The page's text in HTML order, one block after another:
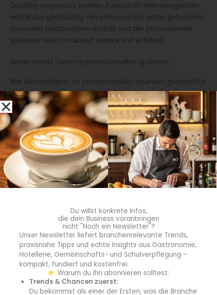
QuickDry eingesetzt werden. Kunststoff-Mehrweggeschirr
wird dabei gleichzeitig von oben und von unten getrocknet,
manuelles Nachtrocknen entfällt und der professionelle
Spülraum bleibt im Ablauf schlank und effizient.
Green meets Clean im professionellen Spülraum
Wie Nachhaltigkeit im professionellen Spülraum ganzheitlich
gedacht werden kann, zeigt Meiko in einer Live-
Demonstration unter dem Motto „Green meets Clean“. In
einer kompakten Gastro-Spülküche erleben Besucher den
gesamten Prozess im Spülbereich: von der Entstehung
organischer Küchenabfälle bei der Zubereitung eines
Smoothies über deren Zerkleinerung und Weitertransport im
Speisereste-Management-System Meiko BioMaster Flex bis
hin zur Reinigung und Trocknung des wiederverwendbaren
Kunststoffbechers in einer Haubenspülmaschine M-iClean
Die Demonstration im Spülbereich verdeutlicht, wie
leistungsstarke Technik und strukturierte Abläufe
Speisereste, organische Abfälle und Spülgut effizient
zusammenführen. Spültechnik und Speisereste-
Management im professionellen Spülraum werden dabei –
abhängig von Raumgröße und Betriebsstruktur – sinnvoll
aufeinander abgestimmt.
Du willst konkrete Infos,
die dein Business voranbringen
nicht "Noch ein Newsletter"?
Unser Newsletter liefert branchenrelevante Trends,
praxisnahe Tipps und echte Insights aus Gastronomie,
Hotellerie, Gemeinschafts- und Schulverpflegung –
kompakt, fundiert und kostenfrei.
Warum du ihn abonnieren solltest:
Trends & Chancen zuerst:
Du bekommst als einer der Ersten, was die Branche